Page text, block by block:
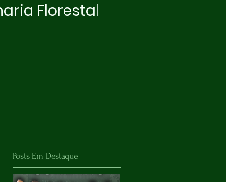
Florestal
Posts Em Destaque